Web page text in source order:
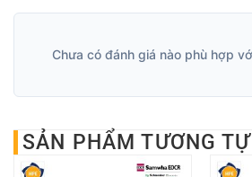
Chưa có đánh giá nào phù hợp
SẢN PHẨM TƯƠNG TỰ